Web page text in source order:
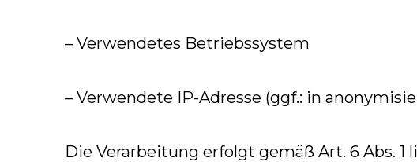
– Verwendetes Betriebssystem
– Verwendete IP-Adresse (ggf.: in
Die Verarbeitung erfolgt gemäß Art. 6 Abs.